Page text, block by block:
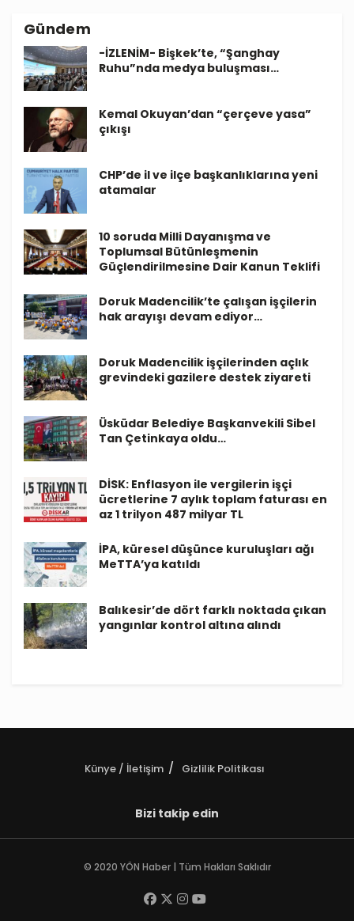
Gündem
-İZLENİM- Bişkek’te, “Şanghay
Ruhu”nda medya buluşması…
Kemal Okuyan’dan “çerçeve yasa”
çıkışı
CHP’de il ve ilçe başkanlıklarına yeni
atamalar
10 soruda Milli Dayanışma ve
Toplumsal Bütünleşmenin
Güçlendirilmesine Dair Kanun Teklifi
Doruk Madencilik’te çalışan işçilerin
hak arayışı devam ediyor…
Doruk Madencilik işçilerinden açlık
grevindeki gazilere destek ziyareti
Üsküdar Belediye Başkanvekili Sibel
Tan Çetinkaya oldu…
DİSK: Enflasyon ile vergilerin işçi
ücretlerine 7 aylık toplam faturası en
az 1 trilyon 487 milyar TL
İPA, küresel düşünce kuruluşları ağı
MeTTA’ya katıldı
Balıkesir’de dört farklı noktada çıkan
yangınlar kontrol altına alındı
Künye / İletişim Gizlilik Politikası
Bizi takip edin
© 2020 YÖN Haber | Tüm Hakları Saklıdır